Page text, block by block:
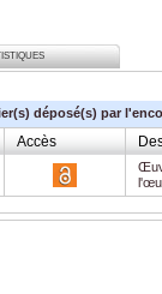
déposé(s) par
Accès